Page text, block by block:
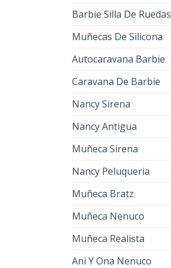
Barbie Silla De Ruedas
Muñecas De Silicona
Autocaravana Barbie
Caravana De Barbie
Nancy Sirena
Nancy Antigua
Muñeca Sirena
Nancy Peluqueria
Muñeca Bratz
Muñeca Nenuco
Muñeca Realista
Ani Y Ona Nenuco